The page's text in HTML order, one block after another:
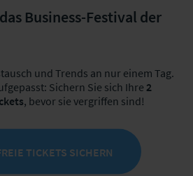
Business-Festival der
und Trends an nur einem Tag.
Sichern Sie sich Ihre 2
, bevor sie vergriffen sind!
TICKETS SICHERN